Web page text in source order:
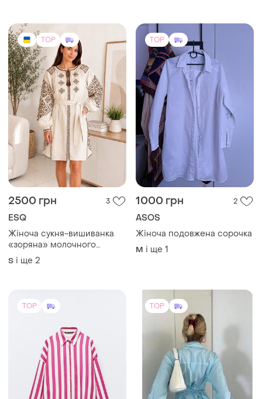
TOP
2500 грн 3
ESQ
Жіноча сукня-вишиванка
«зоряна» молочного
кольору на льоні
S і ще 2
TOP
1000 грн 2
ASOS
Жіноча подовжена сорочка
M і ще 1
TOP TOP